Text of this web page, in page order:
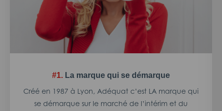
#1. La marque qui se démarque
Créé en 1987 à Lyon, Adéquat c’est LA marque qui
se démarque sur le marché de l’intérim et du